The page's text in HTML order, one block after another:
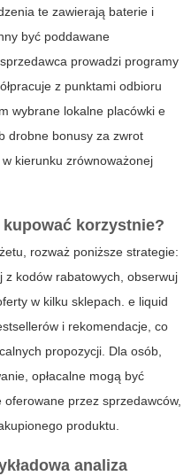
te zawierają baterie i
być poddawane
prowadzi programy
z punktami odbioru
wybrane lokalne placówki e
drobne bonusy za zwrot
kierunku zrównoważonej
korzystnie?
rozważ poniższe strategie:
z kodów rabatowych, obserwuj
w kilku sklepach. e liquid
i rekomendacje, co
propozycji. Dla osób,
opłacalne mogą być
przez sprzedawców,
produktu.
analiza